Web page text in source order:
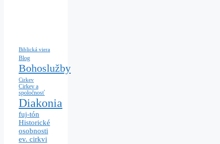
Biblická viera
Blog
Bohoslužby
Cirkev
Cirkev a
spoločnosť
Diakonia
fuj-tón
Historické
osobnosti
ev. cirkvi